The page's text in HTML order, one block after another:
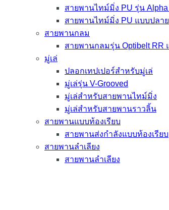
สายพานไทม์มิ่ง PU รุ่น Alpha
สายพานไทม์มิ่ง PU แบบปลา
สายพานกลม
สายพานกลมรุ่น Optibelt RR
มู่เล่
ปลอกเทปเปอร์สำหรับมู่เล่
มู่เล่รุ่น V-Grooved
มู่เล่สำหรับสายพานไทม์มิ่ง
มู่เล่สำหรับสายพานราวลิ้น
สายพานแบบท้องเรียบ
สายพานส่งกำลังแบบท้องเรียบ
สายพานลำเลียง
สายพานลำเลียง